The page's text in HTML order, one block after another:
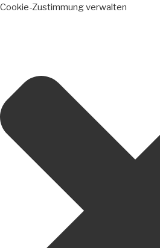
Cookie-Zustimmung verwalten